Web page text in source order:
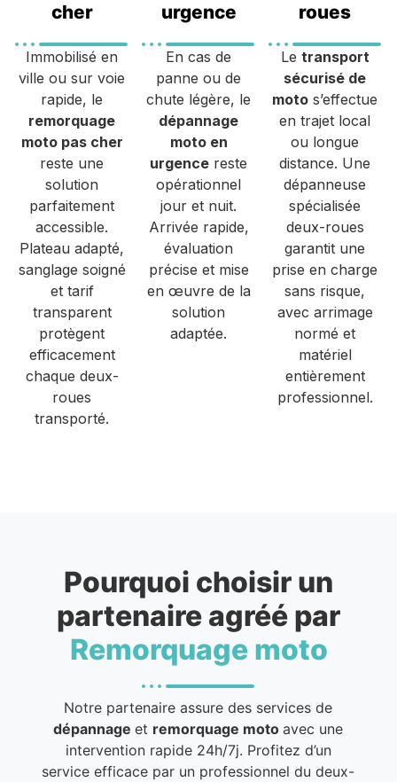
cher
Immobilisé en
ville ou sur voie
rapide, le
remorquage
moto pas cher
reste une
solution
parfaitement
accessible.
Plateau adapté,
sanglage soigné
et tarif
transparent
protègent
efficacement
chaque deux-
roues
transporté.
urgence
En cas de
panne ou de
chute légère, le
dépannage
moto en
urgence reste
opérationnel
jour et nuit.
Arrivée rapide,
évaluation
précise et mise
en œuvre de la
solution
adaptée.
roues
Le transport
sécurisé de
moto s’effectue
en trajet local
ou longue
distance. Une
dépanneuse
spécialisée
deux-roues
garantit une
prise en charge
sans risque,
avec arrimage
normé et
matériel
entièrement
professionnel.
Pourquoi choisir un
partenaire agréé par
Remorquage moto
Notre partenaire assure des services de
dépannageet remorquage motoavec une
intervention rapide 24h/7j. Profitez d’un
service efficace par un professionnel du deux-